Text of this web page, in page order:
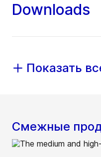
Downloads
Показать
Смежные